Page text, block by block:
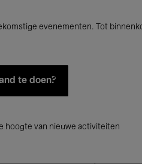
evenementen. Tot
te doen?
hoogte van nieuwe activiteiten